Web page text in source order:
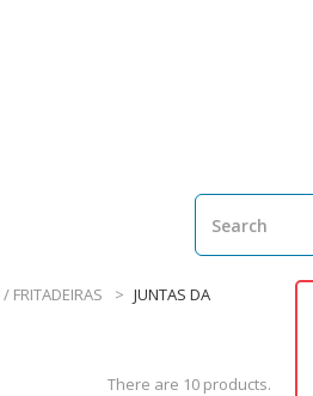
FRITADEIRAS > JUNTAS DA
There are 10 products.